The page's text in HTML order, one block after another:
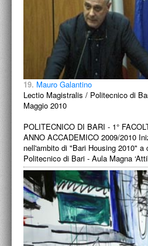
19. Mauro Galantino
Lectio Magistralis / Politecnico di
Maggio 2010
POLITECNICO DI BARI - 1°
ANNO ACCADEMICO 2009/2010
nell'ambito di "Bari Housing 2010" a
Politecnico di Bari - Aula Magna